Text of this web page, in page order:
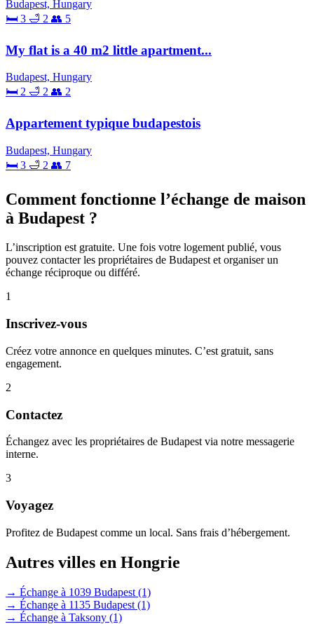
Budapest, Hungary
🛏 3 🛁 2 👥 5
My flat is a 40 m2 little apartment...
Budapest, Hungary
🛏 2 🛁 2 👥 2
Appartement typique budapestois
Budapest, Hungary
🛏 3 🛁 2 👥 7
Comment fonctionne l’échange de maison
à Budapest ?
L’inscription est gratuite. Une fois votre logement publié, vous
pouvez contacter les propriétaires de Budapest et organiser un
échange réciproque ou différé.
1
Inscrivez-vous
Créez votre annonce en quelques minutes. C’est gratuit, sans
engagement.
2
Contactez
Échangez avec les propriétaires de Budapest via notre messagerie
interne.
3
Voyagez
Profitez de Budapest comme un local. Sans frais d’hébergement.
Autres villes en Hongrie
→ Échange à 1039 Budapest (1)
→ Échange à 1135 Budapest (1)
→ Échange à Taksony (1)